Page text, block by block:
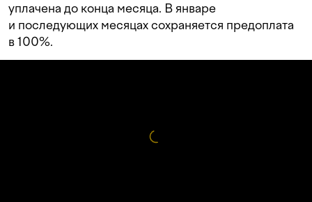
уплачена до конца месяца. В январе
и последующих месяцах сохраняется предоплата
в 100%.